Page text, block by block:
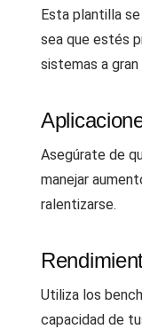
Esta plantilla
sea que estés
sistemas a gran
Asegúrate de
manejar
ralentizarse.
Utiliza los
capacidad de